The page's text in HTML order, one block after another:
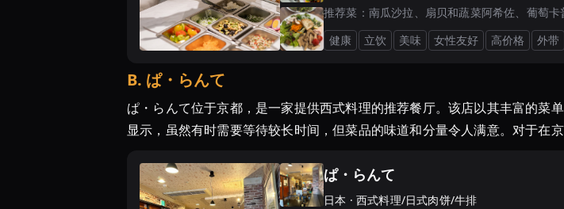
推荐菜： 南瓜沙拉、扇贝和蔬菜阿希佐、葡萄
健康
立饮 美味 女性友好 高价格 外带
B. ぱ・らんて
ぱ・らんて位于京都，是一家提供西式料理的推荐餐厅。该店以其丰富的菜
显示，虽然有时需要等待较长时间，但菜品的味道和分量令人满意。对于在
ぱ・らんて
日本 · 西式料理/日式肉饼/牛排